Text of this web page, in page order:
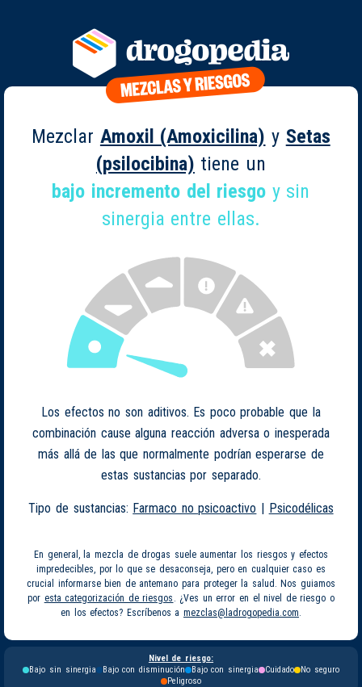
Mezclar Amoxil (Amoxicilina) y Setas
(psilocibina) tiene un
bajo incremento del riesgo y sin
sinergia entre ellas.
Los efectos no son aditivos. Es poco probable que la
combinación cause alguna reacción adversa o inesperada
más allá de las que normalmente podrían esperarse de
estas sustancias por separado.
Tipo de sustancias: Farmaco no psicoactivo | Psicodélicas
En general, la mezcla de drogas suele aumentar los riesgos y efectos
impredecibles, por lo que se desaconseja, pero en cualquier caso es
crucial informarse bien de antemano para proteger la salud. Nos guiamos
por esta categorización de riesgos . ¿Ves un error en el nivel de riesgo o
en los efectos? Escríbenos a mezclas@ladrogopedia.com.
Nivel de riesgo:
Bajo sin sinergia
Bajo con disminución Bajo con sinergia Cuidado
No seguro
Peligroso